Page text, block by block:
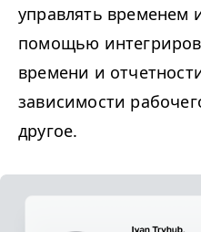
управлять временем
помощью
времени и
зависимости
другое.